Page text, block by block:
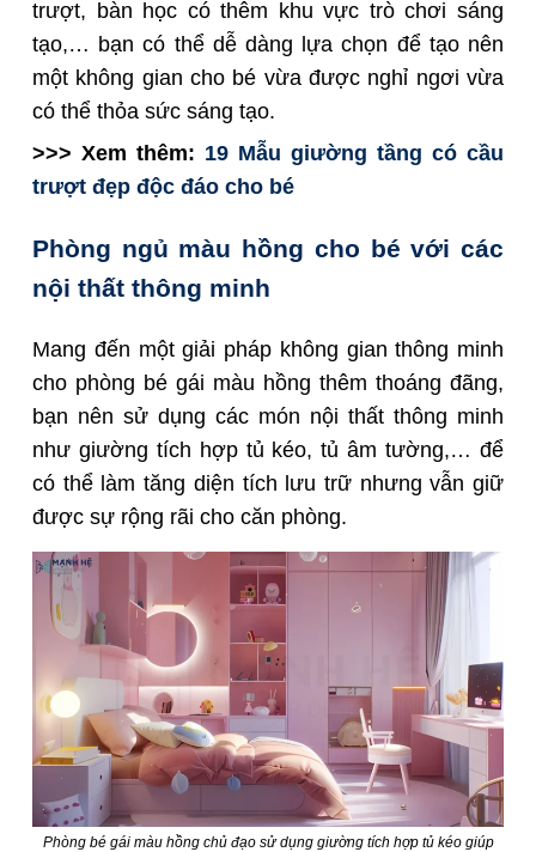
trượt, bàn học có thêm khu vực trò chơi sáng
tạo,… bạn có thể dễ dàng lựa chọn để tạo nên
một không gian cho bé vừa được nghỉ ngơi vừa
có thể thỏa sức sáng tạo.
>>> Xem thêm: 19 Mẫu giường tầng có cầu
trượt đẹp độc đáo cho bé
Phòng ngủ màu hồng cho bé với các
nội thất thông minh
Mang đến một giải pháp không gian thông minh
cho phòng bé gái màu hồng thêm thoáng đãng,
bạn nên sử dụng các món nội thất thông minh
như giường tích hợp tủ kéo, tủ âm tường,… để
có thể làm tăng diện tích lưu trữ nhưng vẫn giữ
được sự rộng rãi cho căn phòng.
Phòng bé gái màu hồng chủ đạo sử dụng giường tích hợp tủ kéo giúp